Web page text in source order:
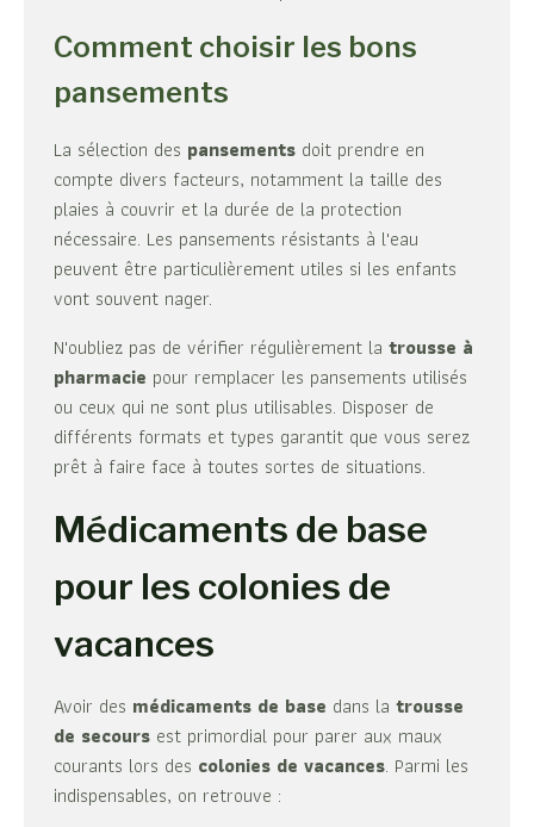
Comment choisir les bons
pansements
La sélection des pansements doit prendre en
compte divers facteurs, notamment la taille des
plaies à couvrir et la durée de la protection
nécessaire. Les pansements résistants à l'eau
peuvent être particulièrement utiles si les enfants
vont souvent nager.
N'oubliez pas de vérifier régulièrement la trousse à
pharmacie pour remplacer les pansements utilisés
ou ceux qui ne sont plus utilisables. Disposer de
différents formats et types garantit que vous serez
prêt à faire face à toutes sortes de situations.
Médicaments de base
pour les colonies de
vacances
Avoir des médicaments de base dans la trousse
de secours est primordial pour parer aux maux
courants lors des colonies de vacances. Parmi les
indispensables, on retrouve :